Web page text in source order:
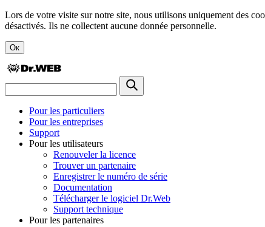
Lors de votre visite sur notre site, nous utilisons uniquement des
désactivés. Ils ne collectent aucune donnée personnelle.
Ок
Pour les particuliers
Pour les entreprises
Support
Pour les utilisateurs
Renouveler la licence
Trouver un partenaire
Enregistrer le numéro de série
Documentation
Télécharger le logiciel Dr.Web
Support technique
Pour les partenaires